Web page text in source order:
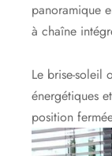
panoramique
à chaîne
Le brise-soleil
énergétiques
position